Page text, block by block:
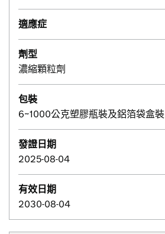
適應症
劑型
濃縮顆粒劑
包裝
6~1000公克塑膠瓶裝及鋁箔袋盒裝
發證日期
2025-08-04
有效日期
2030-08-04